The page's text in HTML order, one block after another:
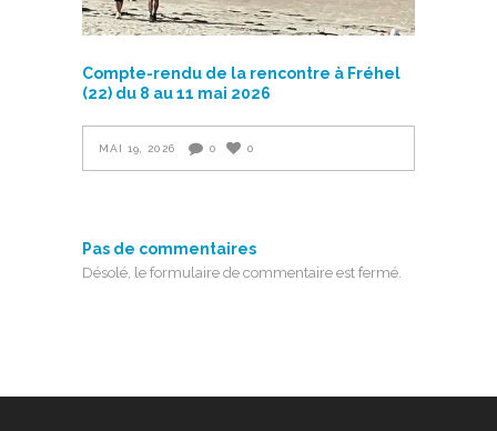
Compte-rendu de la rencontre à Fréhel
(22) du 8 au 11 mai 2026
MAI 19, 2026 0 0
Pas de commentaires
Désolé, le formulaire de commentaire est fermé.